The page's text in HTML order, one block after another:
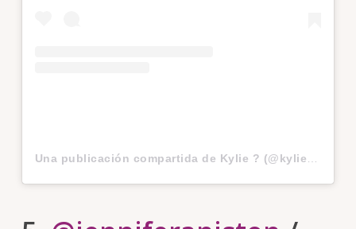
Una publicación compartida de Kylie ? (@kyliejenner)